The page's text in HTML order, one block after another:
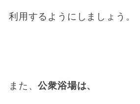
利用するようにしましょう。
また、公衆浴場は、